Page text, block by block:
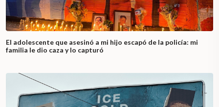
El adolescente que asesinó a mi hijo escapó de la policía: mi
familia le dio caza y lo capturó